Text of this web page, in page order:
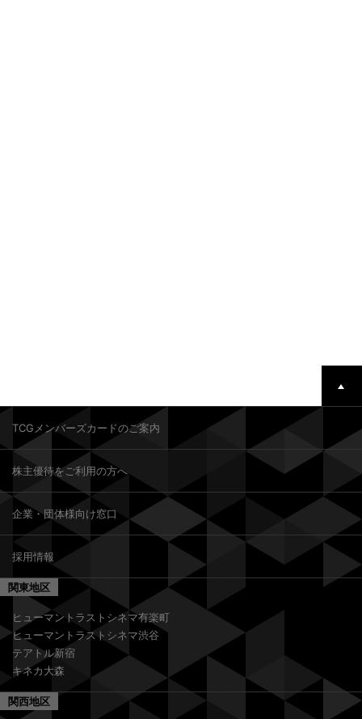
TCGメンバーズカードのご案内
株主優待をご利用の方へ
企業・団体様向け窓口
採用情報
関東地区
ヒューマントラストシネマ有楽町
ヒューマントラストシネマ渋谷
テアトル新宿
キネカ大森
関西地区